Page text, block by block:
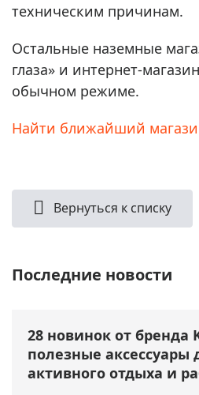
техническим причинам.
Остальные наземные
глаза» и интернет-
обычном режиме.
Найти ближайший
Вернуться к списку
Последние новости
28 новинок от бренда
полезные аксессуары
активного отдыха и